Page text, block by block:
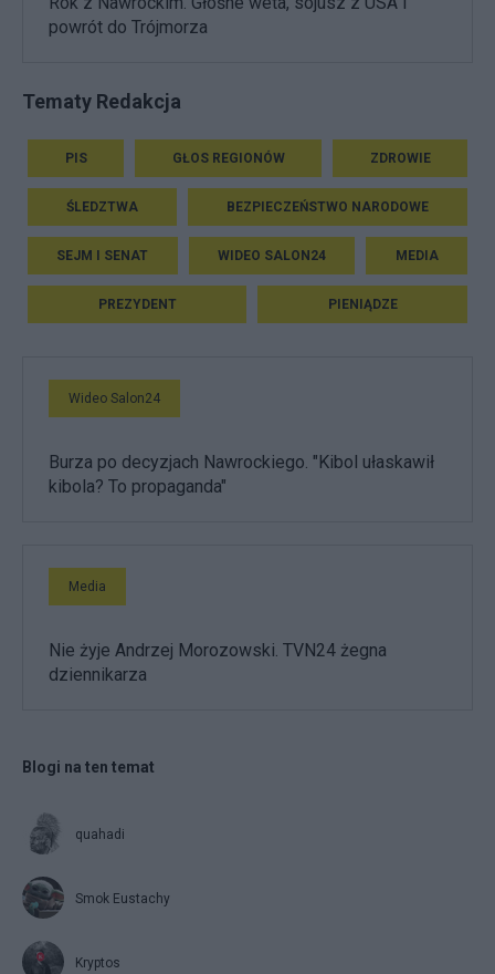
powrót do Trójmorza
Tematy Redakcja
PIS GŁOS REGIONÓW ZDROWIE
ŚLEDZTWA BEZPIECZEŃSTWO NARODOWE
SEJM I SENAT WIDEO SALON24 MEDIA
PREZYDENT PIENIĄDZE
Wideo Salon24
Burza po decyzjach Nawrockiego. "Kibol ułaskawił
kibola? To propaganda"
Media
Nie żyje Andrzej Morozowski. TVN24 żegna
dziennikarza
Blogi na ten temat
quahadi
Smok Eustachy
Kryptos